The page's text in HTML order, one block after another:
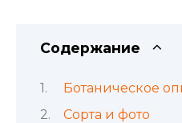
Содержание
Ботаническое
Сорта и фото